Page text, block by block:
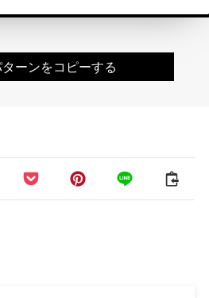
ーンをコピーする